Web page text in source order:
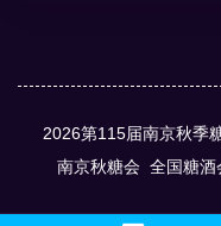
2026第115届南京秋季
南京秋糖会 全国糖酒